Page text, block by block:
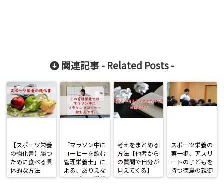
関連記事 - Related Posts-
【スポーツ栄養
の強化書】勝つ
ために食べる具
体的な方法
「マラソン中に
コーヒーを飲む
管理栄養士」に
よる、ありえな
いスポーツ栄養
考えをまとめる
方法【他者から
の質問で自分が
見えてくる】
スポーツ栄養の
第一歩、アスリ
ートの子どもを
持つ徳島の親御
さんへ